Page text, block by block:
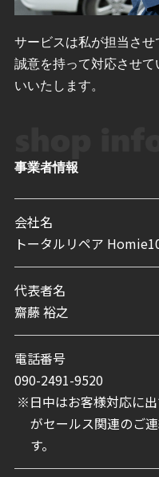
サービスは私が担当させ
誠意を持って対応させ
いいたします。
事業者情報
会社名
トータルリペア
代表者名
齋藤 裕之
電話番号
090-2491-9520
日中はお客様対応に出
がセールス関連のご
す。